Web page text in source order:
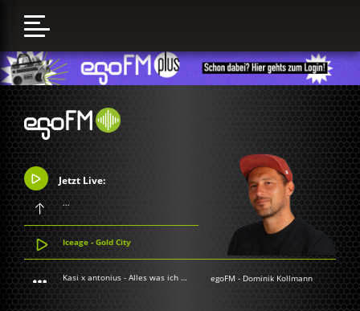
Jetzt Live:
...
Iceage - Gold City
Kasi x antonius - Alles was ich anfass geht kaputt egoFM - Dominik Kollmann